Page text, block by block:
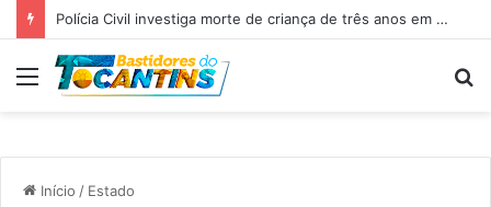
Professora Dorinha lidera disputa pelo Governo do Tocantins com 37,4% das intenções de voto, aponta pesquisa
Menu
Início / Estado